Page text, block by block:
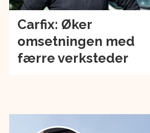
Carfix: Øker
omsetningen med
færre verksteder